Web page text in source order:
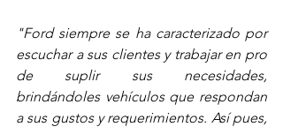
"Ford siempre se ha caracterizado por
escuchar a sus clientes y trabajar en pro
de suplir sus necesidades,
brindándoles vehículos que respondan
a sus gustos y requerimientos. Así pues,